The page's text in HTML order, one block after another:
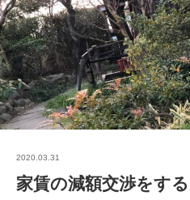
2020.03.31
家賃の減額交渉をす